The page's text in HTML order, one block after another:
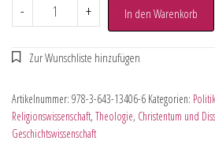
- + In den Warenkorb
Artikelnummer: 978-3-643-13406-6 Kategorien:
Religionswissenschaft, Theologie, Christentum und
Geschichtswissenschaft